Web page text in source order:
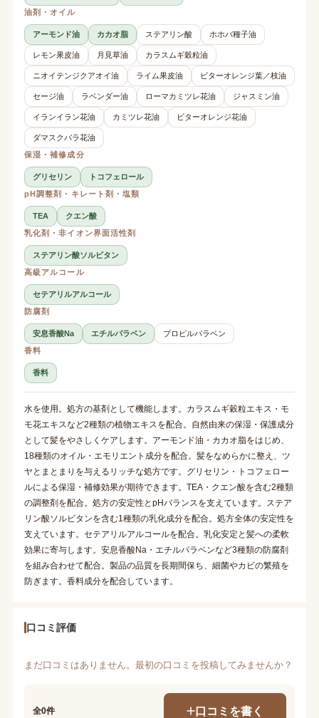
油剤・オイル
アーモンド油 カカオ脂 ステアリン酸 ホホバ種子油
レモン果皮油 月見草油 カラスムギ穀粒油
ニオイテンジクアオイ油 ライム果皮油 ビターオレンジ葉／枝油
セージ油 ラベンダー油 ローマカミツレ花油 ジャスミン油
イランイラン花油 カミツレ花油 ビターオレンジ花油
ダマスクバラ花油
保湿・補修成分
グリセリン
トコフェロール
pH調整剤・キレート剤・塩類
TEA
クエン酸
乳化剤・非イオン界面活性剤
ステアリン酸ソルビタン
高級アルコール
セテアリルアルコール
防腐剤
安息香酸Na エチルパラベン
プロピルパラベン
香料
香料
水を使用。処方の基剤として機能します。カラスムギ穀粒エキス・モ
モ花エキスなど2種類の植物エキスを配合。自然由来の保湿・保護成分
として髪をやさしくケアします。アーモンド油・カカオ脂をはじめ、
18種類のオイル・エモリエント成分を配合。髪をなめらかに整え、ツ
ヤとまとまりを与えるリッチな処方です。グリセリン・トコフェロー
ルによる保湿・補修効果が期待できます。TEA・クエン酸を含む2種類
の調整剤を配合。処方の安定性とpHバランスを支えています。ステア
リン酸ソルビタンを含む1種類の乳化成分を配合。処方全体の安定性を
支えています。セテアリルアルコールを配合。乳化安定と髪への柔軟
効果に寄与します。安息香酸Na・エチルパラベンなど3種類の防腐剤
を組み合わせて配合。製品の品質を長期間保ち、細菌やカビの繁殖を
防ぎます。香料成分を配合しています。
口コミ評価
まだ口コミはありません。最初の口コミを投稿してみませんか？
全0件 口コミを書く